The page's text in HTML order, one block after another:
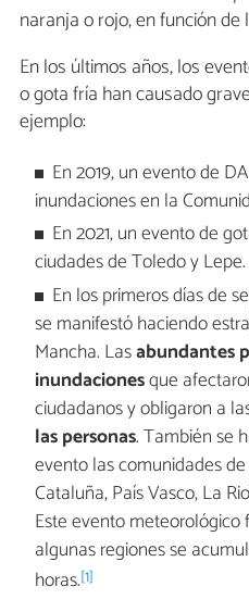
naranja o rojo, en función
En los últimos años, los
o gota fría han causado
ejemplo:
En 2019, un evento de
inundaciones en la
En 2021, un evento de
ciudades de Toledo y Lepe.
En los primeros días de
se manifestó haciendo
Mancha. Lasabundantes
inundacionesque
ciudadanos y obligaron a
las personas. También se
evento las comunidades
Cataluña, País Vasco, La
Este evento
algunas regiones se
horas.[1]